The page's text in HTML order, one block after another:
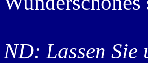
ND: Lassen Sie